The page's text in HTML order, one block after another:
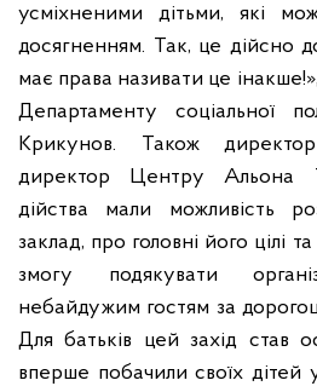
усміхненими дітьми, які
досягненням. Так, це дійсно
має права називати це
Департаменту соціальної
Крикунов. Також
директор Центру Альона
дійства мали можливість
заклад, про головні його цілі
змогу подякувати
небайдужим гостям за
Для батьків цей захід став
вперше побачили своїх